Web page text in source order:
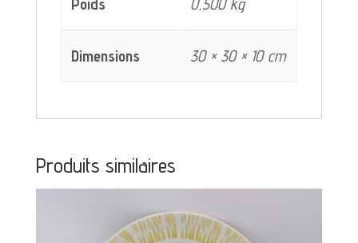
Poids 0,500 kg
Dimensions 30 × 30 × 10 cm
Produits similaires